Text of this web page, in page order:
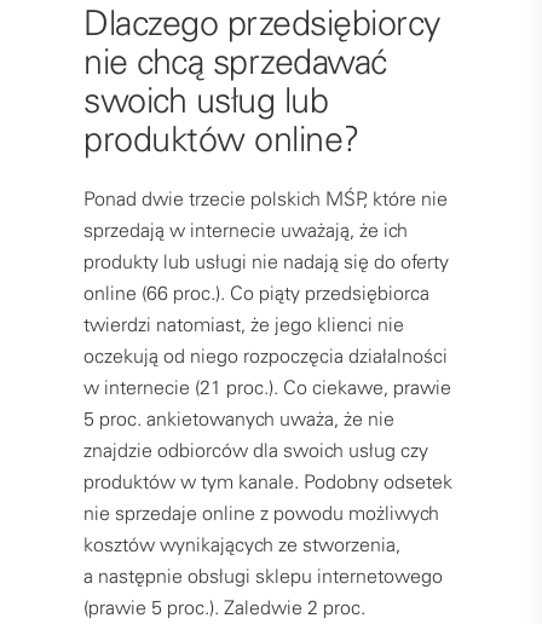
Dlaczego przedsiębiorcy
nie chcą sprzedawać
swoich usług lub
produktów online?
Ponad dwie trzecie polskich MŚP, które nie
sprzedają w internecie uważają, że ich
produkty lub usługi nie nadają się do oferty
online (66 proc.). Co piąty przedsiębiorca
twierdzi natomiast, że jego klienci nie
oczekują od niego rozpoczęcia działalności
w internecie (21 proc.). Co ciekawe, prawie
5 proc. ankietowanych uważa, że nie
znajdzie odbiorców dla swoich usług czy
produktów w tym kanale. Podobny odsetek
nie sprzedaje online z powodu możliwych
kosztów wynikających ze stworzenia,
a następnie obsługi sklepu internetowego
(prawie 5 proc.). Zaledwie 2 proc.